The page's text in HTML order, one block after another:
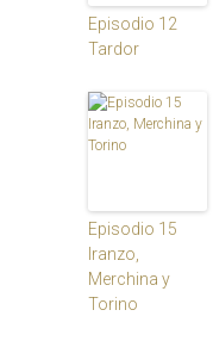
Episodio 12
Tardor
Episodio 15
Iranzo,
Merchina y
Torino